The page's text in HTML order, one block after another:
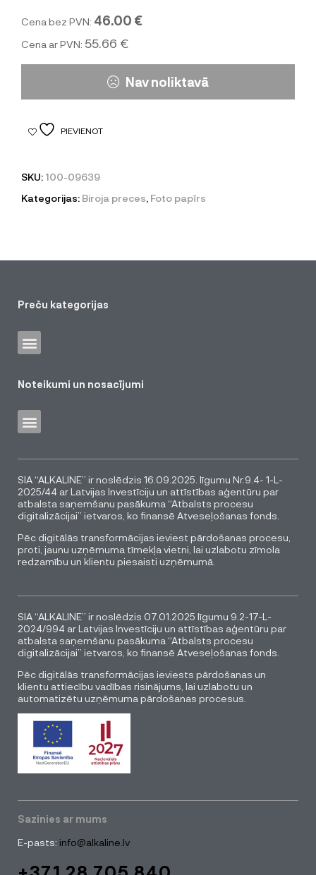
Cena bez PVN: 46.00 €
Cena ar PVN: 55.66 €
Nav noliktavā
PIEVIENOT
SKU: 100-09639
Kategorijas: Biroja preces, Foto papīrs
Preču kategorijas
Noteikumi un nosacījumi
SIA “ALKALINE” ir noslēdzis 16.09.2025. līgumu Nr.9.4- 1-L-
2025/44 ar Latvijas Investīciju un attīstības aģentūru par
atbalsta saņemšanu pasākuma “Atbalsts procesu
digitalizācijai” ietvaros, ko finansē Atveseļošanas fonds.
Pēc digitālās transformācijas ieviest pārdošanas procesu,
proti, jaunu uzņēmuma tīmekļa vietni, lai uzlabotu zīmola
redzamību un klientu piesaisti uzņēmumā.
SIA “ALKALINE” ir noslēdzis 07.01.2025 līgumu 9.2-17-L-
2024/994 ar Latvijas Investīciju un attīstības aģentūru par
atbalsta saņemšanu pasākuma “Atbalsts procesu
digitalizācijai” ietvaros, ko finansē Atveseļošanas fonds.
Pēc digitālās transformācijas ieviests pārdošanas un
klientu attiecību vadības risinājums, lai uzlabotu un
automatizētu uzņēmuma pārdošanas procesus.
Sazinies ar mums
E-pasts: info@alkaline.lv